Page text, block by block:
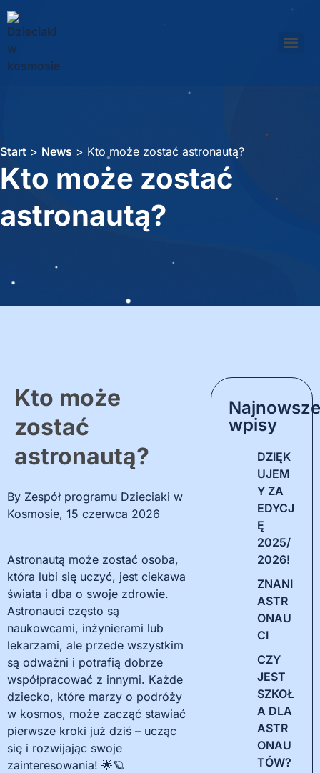
Start > News > Kto może zostać astronautą?
Kto może zostać
astronautą?
Kto może
zostać
astronautą?
By Zespół programu Dzieciaki w
Kosmosie, 15 czerwca 2026
Astronautą może zostać osoba,
która lubi się uczyć, jest ciekawa
świata i dba o swoje zdrowie.
Astronauci często są
naukowcami, inżynierami lub
lekarzami, ale przede wszystkim
są odważni i potrafią dobrze
współpracować z innymi. Każde
dziecko, które marzy o podróży
w kosmos, może zacząć stawiać
pierwsze kroki już dziś – ucząc
się i rozwijając swoje
zainteresowania! 🌟🪐
wpisy
DZIĘK
UJEM
Y ZA
EDYCJ
Ę
2025/
2026!
ZNANI
ASTR
ONAU
CI
CZY
JEST
SZKOŁ
A DLA
ASTR
ONAU
TÓW?